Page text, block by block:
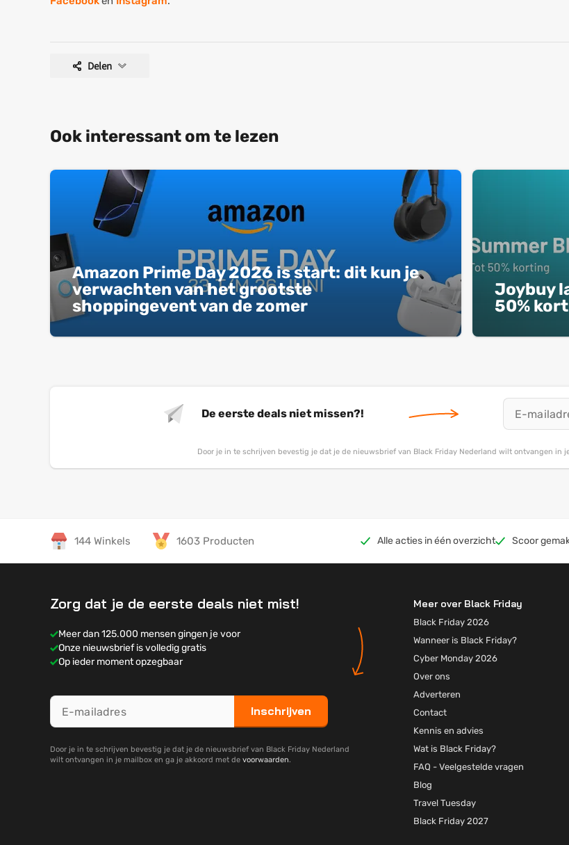
Delen
Ook interessant om te lezen
Amazon Prime Day 2026 is start: dit kun je
verwachten van het grootste
shoppingevent van de zomer
Joybuy
50%
De eerste deals niet missen?!
Door je in te schrijven bevestig je dat je de nieuwsbrief van Black Friday Nederland wilt ontvangen in
144 Winkels 1603 Producten Alle acties in één overzicht Scoor
Zorg dat je de eerste deals niet mist!
Meer dan 125.000 mensen gingen je voor
Onze nieuwsbrief is volledig gratis
Op ieder moment opzegbaar
Inschrijven
Door je in te schrijven bevestig je dat je de nieuwsbrief van Black Friday Nederland
wilt ontvangen in je mailbox en ga je akkoord met de voorwaarden.
Meer over Black Friday
Black Friday 2026
Wanneer is Black Friday?
Cyber Monday 2026
Over ons
Adverteren
Contact
Kennis en advies
Wat is Black Friday?
FAQ - Veelgestelde vragen
Blog
Travel Tuesday
Black Friday 2027